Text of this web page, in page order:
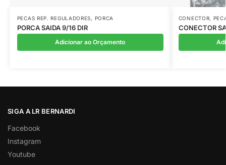
PECAS REP. REGULADORES, PORCA
PORCA SAIDA 9/16 DIR
Adicionar ao Orçamento
CONECTOR,
CONECTOR
SIGA A LR BERNARDI
Facebook
Instagram
Youtube